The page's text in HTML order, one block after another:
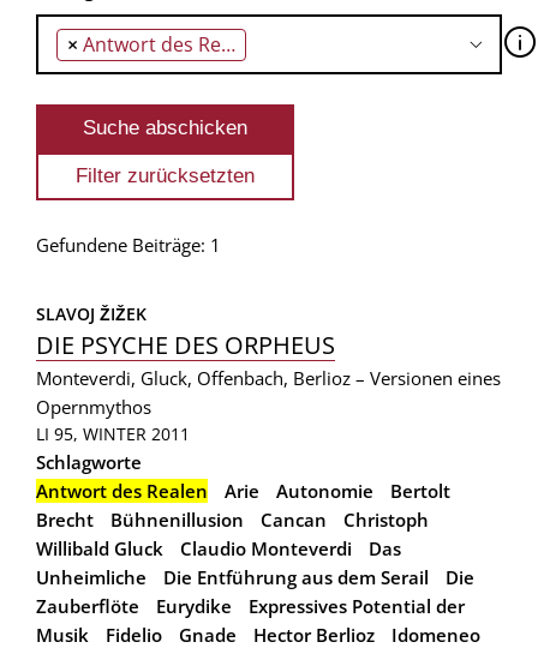
× Antwort des Realen 🛈
Gefundene Beiträge: 1
SLAVOJ ŽIŽEK
DIE PSYCHE DES ORPHEUS
Monteverdi, Gluck, Offenbach, Berlioz – Versionen eines
Opernmythos
LI 95, WINTER 2011
Schlagworte
Antwort des Realen
Arie Autonomie
Bertolt
Brecht
Bühnenillusion Cancan
Christoph
Willibald Gluck
Claudio Monteverdi
Das
Unheimliche
Die Entführung aus dem Serail
Die
Zauberflöte
Eurydike
Expressives Potential der
Musik
Fidelio Gnade Hector Berlioz
Idomeneo